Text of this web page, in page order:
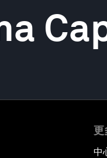
更
中